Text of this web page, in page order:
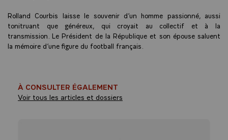
Rolland Courbis laisse le souvenir d’un homme passionné, aussi
tonitruant que généreux, qui croyait au collectif et à la
transmission. Le Président de la République et son épouse saluent
la mémoire d’une figure du football français.
À CONSULTER ÉGALEMENT
Voir tous les articles et dossiers